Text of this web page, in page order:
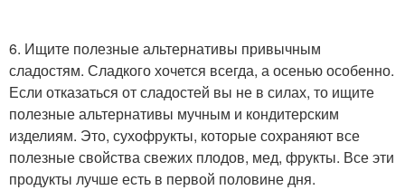
6. Ищите полезные альтернативы привычным
сладостям. Сладкого хочется всегда, а осенью особенно.
Если отказаться от сладостей вы не в силах, то ищите
полезные альтернативы мучным и кондитерским
изделиям. Это, сухофрукты, которые сохраняют все
полезные свойства свежих плодов, мед, фрукты. Все эти
продукты лучше есть в первой половине дня.